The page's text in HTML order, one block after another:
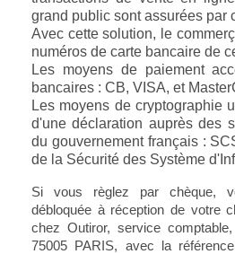
grand public sont assurées par
Avec cette solution, le
numéros de carte bancaire de
Les moyens de paiement
bancaires : CB, VISA, et
Les moyens de cryptographie
d'une déclaration auprès des
du gouvernement français :
de la Sécurité des Système
Si vous règlez par chèque,
débloquée à réception de votre
chez Outiror, service
75005 PARIS, avec la